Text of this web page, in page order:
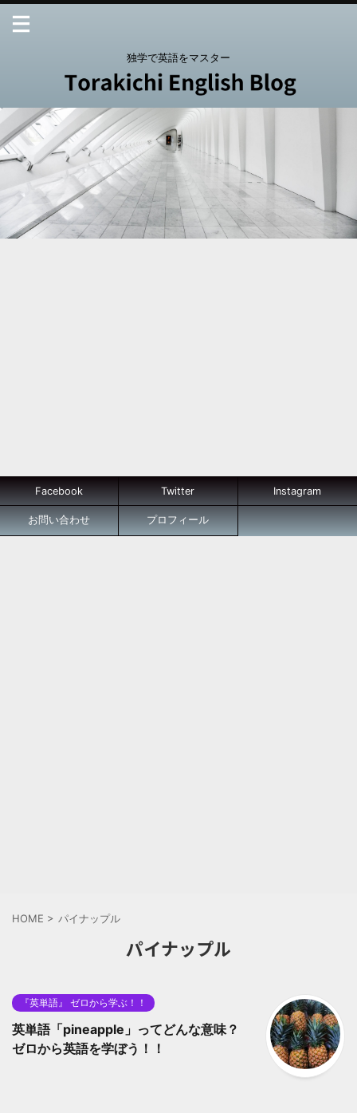
独学で英語をマスター
Facebook Twitter Instagram
お問い合わせ プロフィール
HOME > パイナップル
パイナップル
『英単語』 ゼロから学ぶ！！
英単語「pineapple」ってどんな意味？
ゼロから英語を学ぼう！！